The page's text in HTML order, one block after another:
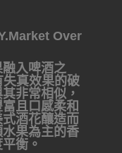
Over
入啤酒之
真效果的破
非常相似，
且口感柔和
酒花釀造而
果為主的香
衡。